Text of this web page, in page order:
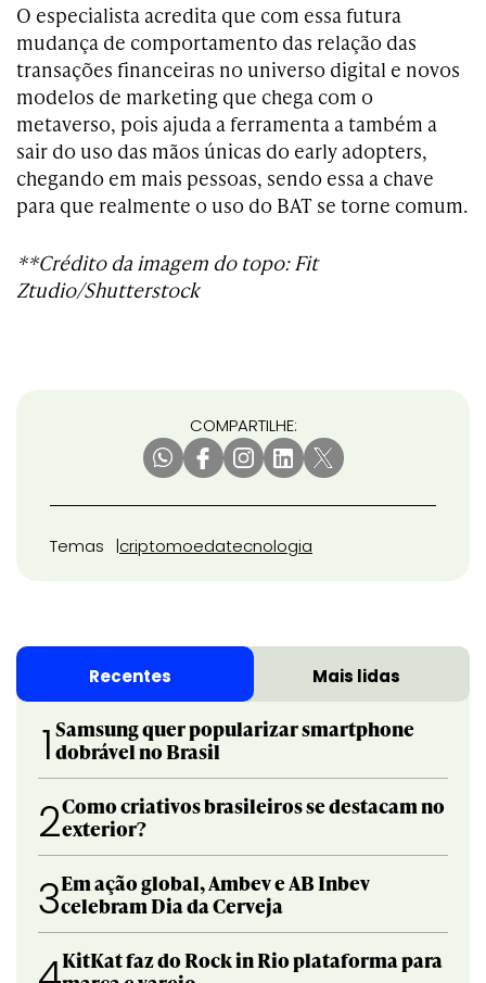
O especialista acredita que com essa futura
mudança de comportamento das relação das
transações financeiras no universo digital e novos
modelos de marketing que chega com o
metaverso, pois ajuda a ferramenta a também a
sair do uso das mãos únicas do early adopters,
chegando em mais pessoas, sendo essa a chave
para que realmente o uso do BAT se torne comum.
**Crédito da imagem do topo: Fit
Ztudio/Shutterstock
COMPARTILHE:
Temas criptomoedatecnologia
Recentes Mais lidas
1 Samsung quer popularizar smartphone
dobrável no Brasil
2Como criativos brasileiros se destacam no
exterior?
3Em ação global, Ambev e AB Inbev
celebram Dia da Cerveja
KitKat faz do Rock in Rio plataforma para